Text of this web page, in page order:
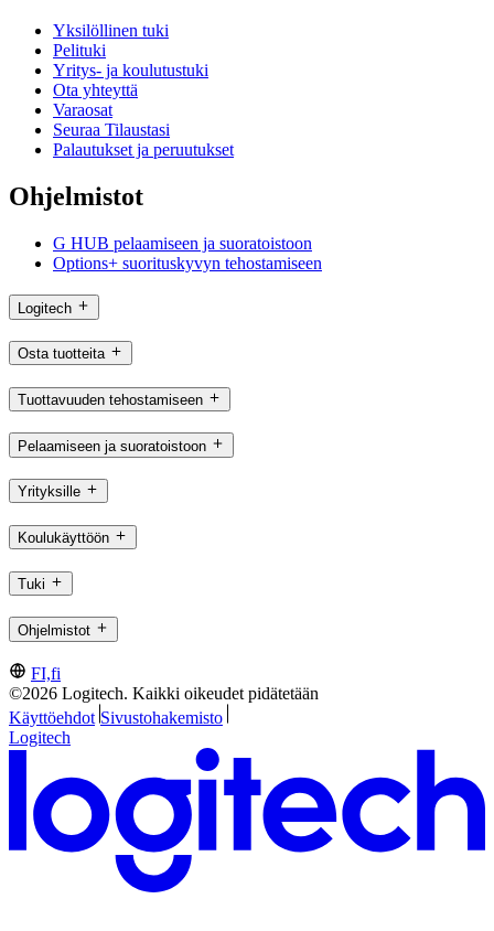
Yksilöllinen tuki
Pelituki
Yritys- ja koulutustuki
Ota yhteyttä
Varaosat
Seuraa Tilaustasi
Palautukset ja peruutukset
Ohjelmistot
G HUB pelaamiseen ja suoratoistoon
Options+ suorituskyvyn tehostamiseen
Logitech
Osta tuotteita
Tuottavuuden tehostamiseen
Pelaamiseen ja suoratoistoon
Yrityksille
Koulukäyttöön
Tuki
Ohjelmistot
FI,fi
©2026 Logitech. Kaikki oikeudet pidätetään
Käyttöehdot Sivustohakemisto
Logitech